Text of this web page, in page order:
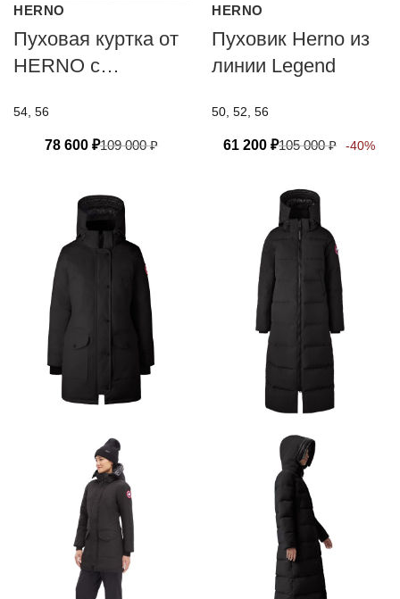
HERNO
Пуховая куртка от
HERNO с
METEO
54, 56
78 600 ₽109 000₽
HERNO
Пуховик Herno из
линии Legend
50, 52, 56
61 200 ₽105 000₽ -40%